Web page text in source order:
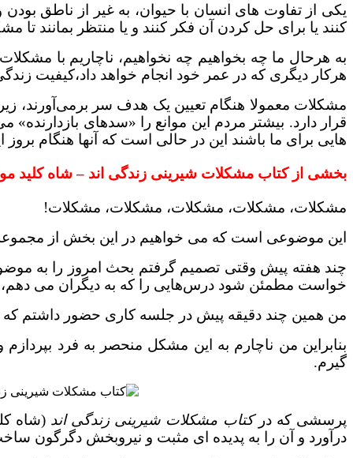
یکی از تفاوت های انسان با حیوان، به غیر از ناطق
کنند یا برای حل کردن آن فکر کنند و یا منتظر بمانند
به هرحال ما چه بخواهیم چه نخواهیم، ناچاریم با
هرکار دیگری که در عمر خود انجام خواهد داد،کیفیت
مشکلات معمولا هنگام تعیین یک هدف سر برمی‌آورند،
قرار دارد. بیشتر مردم این موانع را «سدهای
هایی برای ما باشند این در حالی است که آنها هنگام بروز
بخشی از کتاب مشکلات شیرینی زندگی اند –شاه کلید
مشکلات، مشکلات، مشکلات، مشکلات، مشکلات!
این موضوعی است که می خواهیم در این بخش از مجموعه
چند هفته پیش وقتی تصمیم گرفتم بحث امروز را به
خواست مطمئن شود درس‌هایی را که به دیگران می دهم،
من همین چند دقیقه پیش در جلسه کاری حضور داشتم که
بنابراین من ناچارم به این مشکل منحصر به فرد
گیرم.
پرسشی که درکتاب مشکلات شیرینی زندگی اند
درآورد و آن را به پدیده ای مثبت و نیروبخش دگرگون